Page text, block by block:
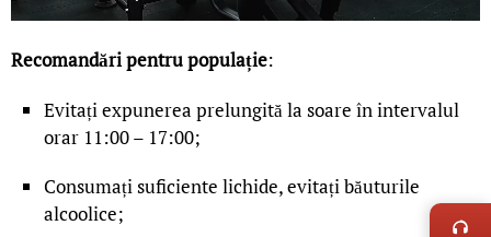
Recomandări pentru populație:
Evitați expunerea prelungită la soare în intervalul
orar 11:00 – 17:00;
Consumați suficiente lichide, evitați băuturile
alcoolice;